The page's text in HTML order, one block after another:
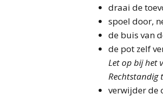
draai de
spoel door,
de buis van
de pot zelf
Let op bij het
Rechtstandig
verwijder de